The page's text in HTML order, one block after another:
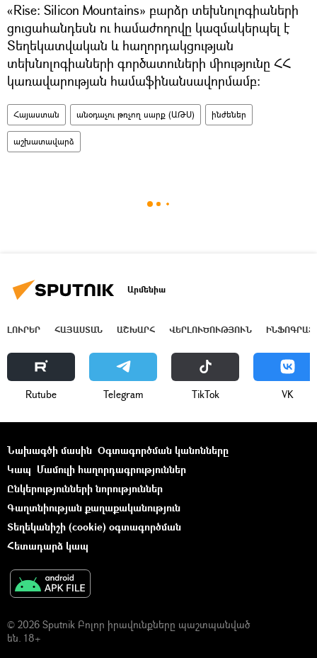
«Rise: Silicon Mountains» բարձր տեխնոլոգիաների
ցուցահանդեսն ու համաժողովը կազմակերպել է
Տեղեկատվական և հաղորդակցության
տեխնոլոգիաների գործատուների միությունը ՀՀ
կառավարության համաֆինանսավորմամբ։
Հայաստան անօդաչու թռչող սարք (ԱԹՍ) ինժեներ
աշխատավարձ
Արմենիա
ԼՈՒՐԵՐ ՀԱՅԱՍՏԱՆ ԱՇԽԱՐՀ ՎԵՐԼՈՒԾՈՒԹՅՈՒՆ
Rutube Telegram ТikТоk VK
Նախագծի մասին Օգտագործման կանոնները
Կապ Մամուլի հաղորդագրություններ
Ընկերությունների նորություններ
Գաղտնիության քաղաքականություն
Տեղեկանիշի (cookie) օգտագործման
Հետադարձ կապ
© 2026 Sputnik Բոլոր իրավունքները պաշտպանված
են. 18+